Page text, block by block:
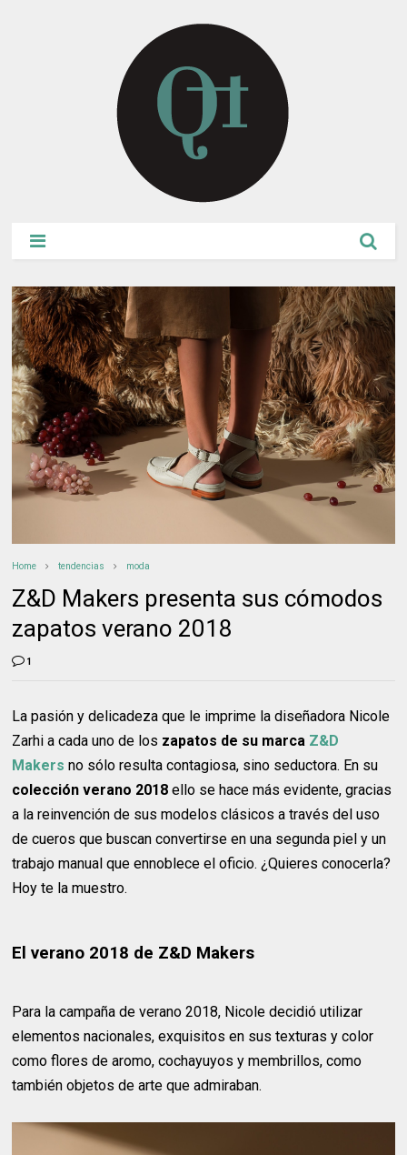
Home tendencias moda
Z&D Makers presenta sus cómodos
zapatos verano 2018
1
La pasión y delicadeza que le imprime la diseñadora Nicole
Zarhi a cada uno de los zapatos de su marca Z&D
Makers no sólo resulta contagiosa, sino seductora. En su
colección verano 2018ello se hace más evidente, gracias
a la reinvención de sus modelos clásicos a través del uso
de cueros que buscan convertirse en una segunda piel y un
trabajo manual que ennoblece el oficio. ¿Quieres conocerla?
Hoy te la muestro.
El verano 2018 de Z&D Makers
Para la campaña de verano 2018, Nicole decidió utilizar
elementos nacionales, exquisitos en sus texturas y color
como flores de aromo, cochayuyos y membrillos, como
también objetos de arte que admiraban.